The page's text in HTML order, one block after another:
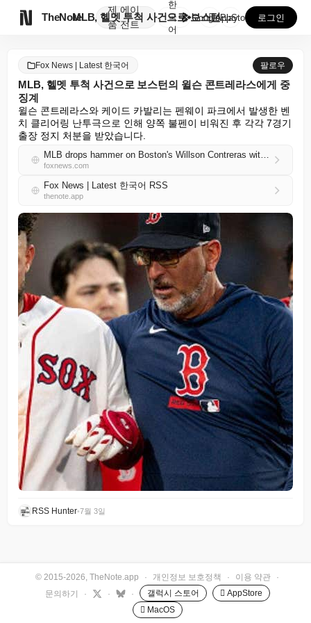
TheNote
제
품
에이
전트
MLB, 헬멧 투척 사건으로 보스턴의 윌슨 콘트레라스에...
한
국
어
GooglePlay
AppStore 로그인
Fox News | Latest 한국어 팔로우
MLB, 헬멧 투척 사건으로 보스턴의 윌슨 콘트레라스에게 중
징계
윌슨 콘트레라스와 케이드 카발리는 펜웨이 파크에서 발생한 벤
치 클리어링 난투극으로 인해 양쪽 불펜이 비워진 후 각각 7경기
출장 정지 처분을 받았습니다.
MLB drops hammer on Boston's Willson Contreras with hefty suspension after helmet-throwing incident
foxnews.com
Fox News | Latest 한국어 RSS
thenote.app
RSS Hunter•7월 3일
© 2015-2026, TheNote.app · 개인정보 보호정책 · 이용 약관
·
문의하기
· · · 갤럭시 스토어
 AppStore
 MacOS